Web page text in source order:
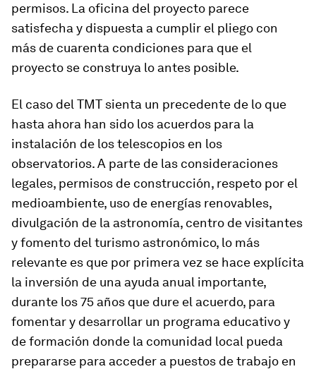
permisos. La oficina del proyecto parece
satisfecha y dispuesta a cumplir el pliego con
más de cuarenta condiciones para que el
proyecto se construya lo antes posible.
El caso del TMT sienta un precedente de lo que
hasta ahora han sido los acuerdos para la
instalación de los telescopios en los
observatorios. A parte de las consideraciones
legales, permisos de construcción, respeto por el
medioambiente, uso de energías renovables,
divulgación de la astronomía, centro de visitantes
y fomento del turismo astronómico, lo más
relevante es que por primera vez se hace explícita
la inversión de una ayuda anual importante,
durante los 75 años que dure el acuerdo, para
fomentar y desarrollar un programa educativo y
de formación donde la comunidad local pueda
prepararse para acceder a puestos de trabajo en